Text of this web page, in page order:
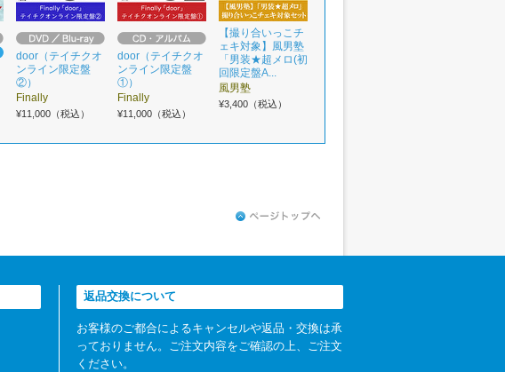
door（テイチクオ
ンライン限定盤
②）
Finally
¥11,000（税込）
door（テイチクオ
ンライン限定盤
①）
Finally
¥11,000（税込）
【撮り合いっこチ
ェキ対象】風男塾
「男装★超メロ(初
回限定盤A...
風男塾
¥3,400（税込）
返品交換について
お客様のご都合によるキャンセルや返品・交換は承
っておりません。ご注文内容をご確認の上、ご注文
ください。